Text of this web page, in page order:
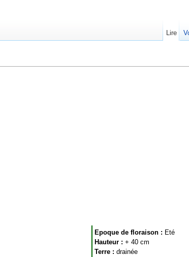
Epoque de floraison : Eté
Hauteur : + 40 cm
Terre : drainée
Lire